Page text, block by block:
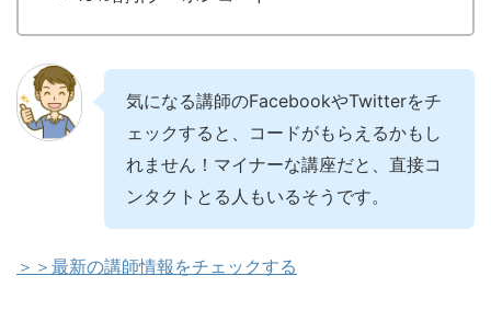
気になる講師のFacebookやTwitterをチ
ェックすると、コードがもらえるかもし
れません！マイナーな講座だと、直接コ
ンタクトとる人もいるそうです。
＞＞最新の講師情報をチェックする